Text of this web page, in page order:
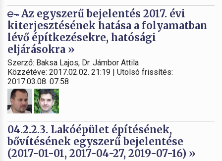
Az egyszerű bejelentés 2017. évi
kiterjesztésének hatása a folyamatban
lévő építkezésekre, hatósági
eljárásokra »
Szerző: Baksa Lajos, Dr. Jámbor Attila
Közzétéve: 2017.02.02. 21:19 | Utolsó frissítés:
2017.03.08. 07:58
04.2.2.3. Lakóépület építésének,
bővítésének egyszerű bejelentése
(2017-01-01, 2017-04-27, 2019-07-16) »